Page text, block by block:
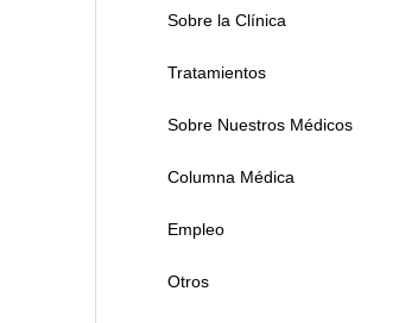
Sobre la Clínica
Tratamientos
Sobre Nuestros Médicos
Columna Médica
Empleo
Otros